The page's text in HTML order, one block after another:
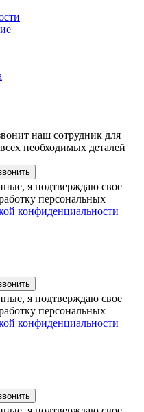
наш сотрудник для
необходимых деталей
я подтверждаю свое
персональных
конфиденциальности
я подтверждаю свое
персональных
конфиденциальности